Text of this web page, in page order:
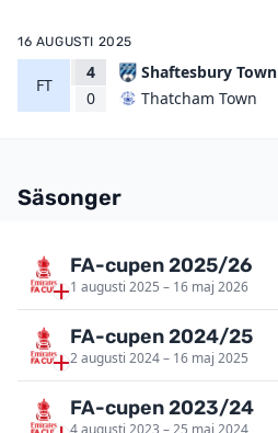
16 AUGUSTI 2025
FT
4
0
Shaftesbury Town
Thatcham Town
Säsonger
FA-cupen 2025/26
1 augusti 2025 – 16 maj 2026
FA-cupen 2024/25
2 augusti 2024 – 16 maj 2025
FA-cupen 2023/24
4 augusti 2023 – 25 maj 2024